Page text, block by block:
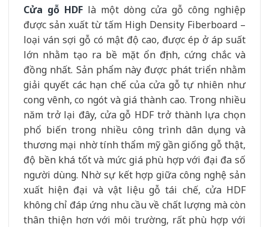
Cửa gỗ HDF là một dòng cửa gỗ công nghiệp
được sản xuất từ tấm High Density Fiberboard –
loại ván sợi gỗ có mật độ cao, được ép ở áp suất
lớn nhằm tạo ra bề mặt ổn định, cứng chắc và
đồng nhất. Sản phẩm này được phát triển nhằm
giải quyết các hạn chế của cửa gỗ tự nhiên như
cong vênh, co ngót và giá thành cao. Trong nhiều
năm trở lại đây, cửa gỗ HDF trở thành lựa chọn
phổ biến trong nhiều công trình dân dụng và
thương mại nhờ tính thẩm mỹ gần giống gỗ thật,
độ bền khá tốt và mức giá phù hợp với đại đa số
người dùng. Nhờ sự kết hợp giữa công nghệ sản
xuất hiện đại và vật liệu gỗ tái chế, cửa HDF
không chỉ đáp ứng nhu cầu về chất lượng mà còn
thân thiện hơn với môi trường, rất phù hợp với